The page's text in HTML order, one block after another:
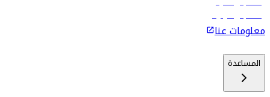
رحلات إلى كولومبو
معلومات عنا
المساعدة